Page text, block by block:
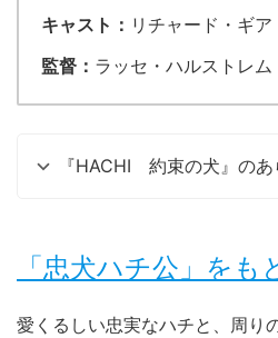
キャスト： リチャード・ギ
監督： ラッセ・ハルストレム
『HACHI 約束の犬』のあ
「忠犬ハチ公」をも
愛くるしい忠実なハチと、周り